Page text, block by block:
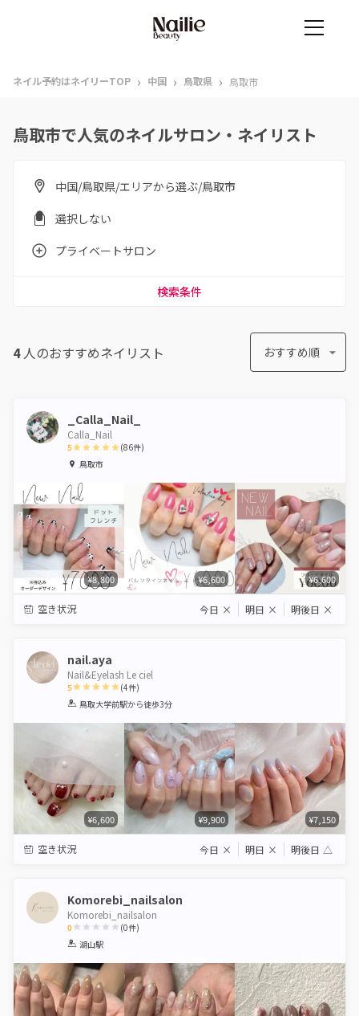
ネイル予約はネイリーTOP › 中国 › 鳥取県 › 鳥取市
鳥取市で人気のネイルサロン・ネイリスト
中国/鳥取県/エリアから選ぶ/鳥取市
選択しない
プライベートサロン
検索条件
4人のおすすめネイリスト おすすめ順
_Calla_Nail_
Calla_Nail
5
1 2 3 4
(86件)
鳥取市
¥8,800 ¥6,600 ¥6,600
空き状況 今日 × 明日 × 明後日 ×
nail.aya
Nail&Eyelash Le ciel
5
1 2 3 4 5
(4件)
鳥取大学前駅から徒歩3分
¥6,600 ¥9,900 ¥7,150
空き状況 今日 × 明日 × 明後日 △
Komorebi_nailsalon
Komorebi_nailsalon
0
1 2 3 4
(0件)
湖山駅